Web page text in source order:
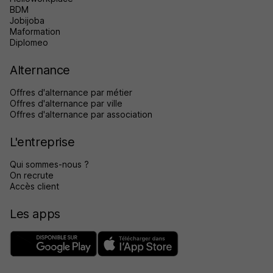
BDM
Jobijoba
Maformation
Diplomeo
Alternance
Offres d'alternance par métier
Offres d'alternance par ville
Offres d'alternance par association
L'entreprise
Qui sommes-nous ?
On recrute
Accès client
Les apps